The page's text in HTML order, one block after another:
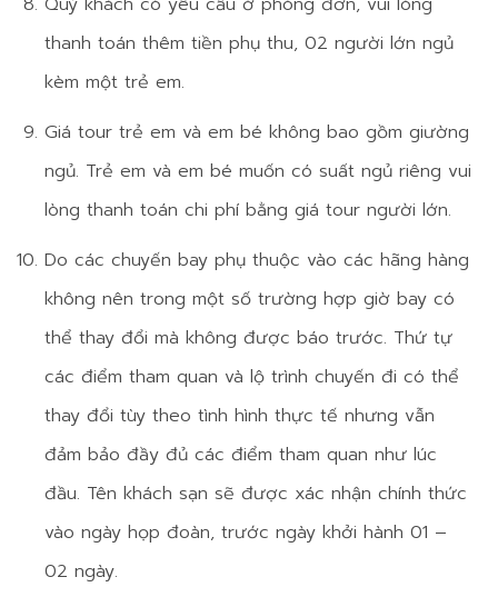
thanh toán thêm tiền phụ thu, 02 người lớn ngủ
kèm một trẻ em.
Giá tour trẻ em và em bé không bao gồm giường
ngủ. Trẻ em và em bé muốn có suất ngủ riêng vui
lòng thanh toán chi phí bằng giá tour người lớn.
Do các chuyến bay phụ thuộc vào các hãng hàng
không nên trong một số trường hợp giờ bay có
thể thay đổi mà không được báo trước. Thứ tự
các điểm tham quan và lộ trình chuyến đi có thể
thay đổi tùy theo tình hình thực tế nhưng vẫn
đảm bảo đầy đủ các điểm tham quan như lúc
đầu. Tên khách sạn sẽ được xác nhận chính thức
vào ngày họp đoàn, trước ngày khởi hành 01 –
02 ngày.